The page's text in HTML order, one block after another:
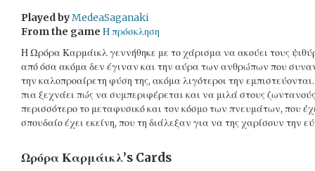
Played byMedeaSaganaki
From the game Η πρόσκληση
Η Ωρόρα Καρμάικλ γεννήθηκε με το χάρισμα να ακούει τους
από όσα ακόμα δεν έγιναν και την αύρα των ανθρώπων που
την καλοπροαίρετη φύση της, ακόμα λιγότεροι την
πια ξεχνάει πώς να συμπεριφέρεται και να μιλά στους
περισσότερο το μεταφυσικό και τον κόσμο των πνευμάτων, που
σπουδαίο έχει εκείνη, που τη διάλεξαν για να της χαρίσουν την
Ωρόρα Καρμάικλ’s Cards